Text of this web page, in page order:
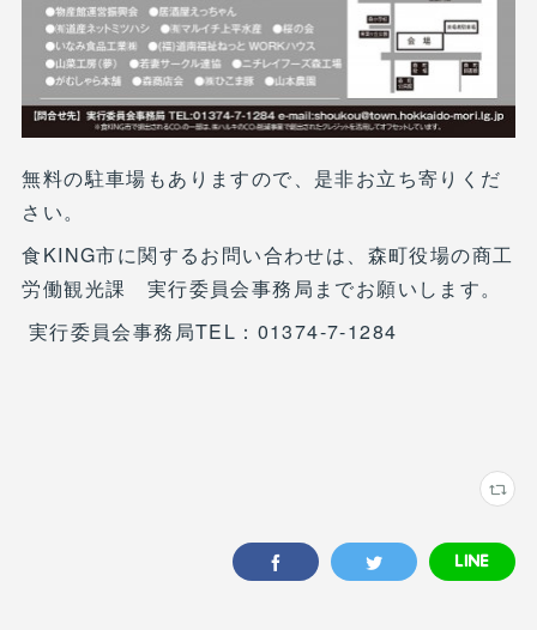
無料の駐車場もありますので、是非お立ち寄りくだ
さい。
食KING市に関するお問い合わせは、森町役場の商工
労働観光課 実行委員会事務局までお願いします。
実行委員会事務局TEL：01374-7-1284